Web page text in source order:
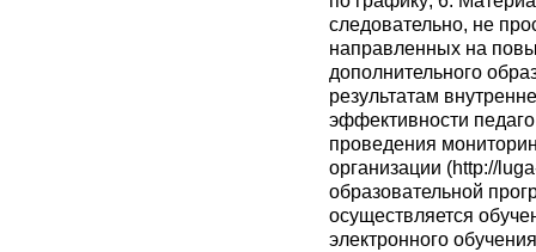
следовательно, не
направленных на
дополнительного
результатам
эффективности
проведения
организации (http://
образовательной
осуществляется
электронного